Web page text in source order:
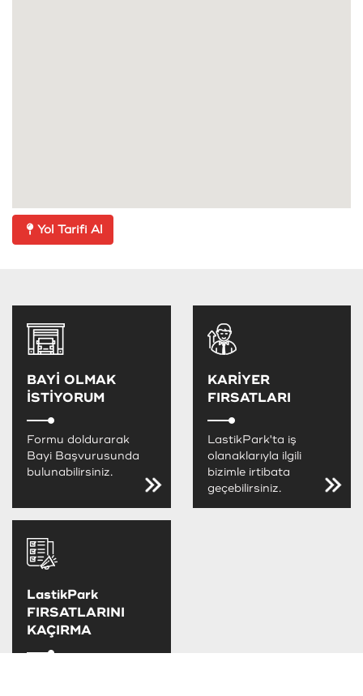
Yol Tarifi Al
BAYİ OLMAK
İSTİYORUM
Formu doldurarak
Bayi Başvurusunda
bulunabilirsiniz.
KARİYER
FIRSATLARI
LastikPark'ta iş
olanaklarıyla ilgili
bizimle irtibata
geçebilirsiniz.
LastikPark
FIRSATLARINI
KAÇIRMA